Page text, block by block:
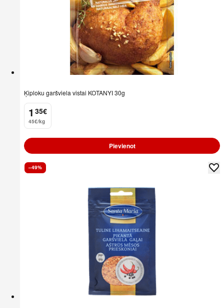
Ķiploku garšviela vistai KOTANYI 30g
1
. 35€
45€/kg
Pievienot
–49%